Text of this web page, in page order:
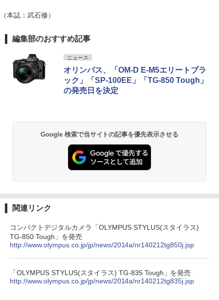
（本誌：武石修）
編集部のおすすめ記事
ニュース
オリンパス、「OM-D E-M5エリートブラ
ック」「SP-100EE」「TG-850 Tough」
の発売日を決定
Google 検索で当サイトの記事を優先表示させる
関連リンク
コンパクトデジタルカメラ「OLYMPUS STYLUS(スタイラス)
TG-850 Tough」を発売
http://www.olympus.co.jp/jp/news/2014a/nr140212tg850j.jsp
「OLYMPUS STYLUS(スタイラス) TG-835 Tough」を発売
http://www.olympus.co.jp/jp/news/2014a/nr140212tg835j.jsp